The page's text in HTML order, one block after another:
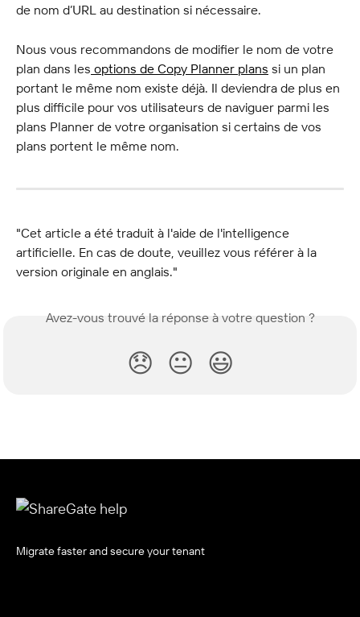
de nom d’URL au destination si nécessaire.
Nous vous recommandons de modifier le nom de votre
plan dans les options de Copy Planner plans si un plan
portant le même nom existe déjà. Il deviendra de plus en
plus difficile pour vos utilisateurs de naviguer parmi les
plans Planner de votre organisation si certains de vos
plans portent le même nom.
"Cet article a été traduit à l'aide de l'intelligence
artificielle. En cas de doute, veuillez vous référer à la
version originale en anglais."
Avez-vous trouvé la réponse à votre question ?
😞 😐 😃
Migrate faster and secure your tenant